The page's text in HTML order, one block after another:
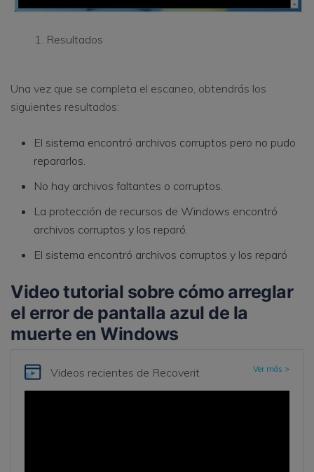
Resultados
Una vez que se completa el escaneo, obtendrás los
siguientes resultados:
El sistema encontró archivos corruptos pero no pudo
repararlos.
No hay archivos faltantes o corruptos.
La protección de recursos de Windows encontró
archivos corruptos y los reparó.
El sistema encontró archivos corruptos y los reparó
Video tutorial sobre cómo arreglar
el error de pantalla azul de la
muerte en Windows
Videos recientes de Recoverit Ver más >